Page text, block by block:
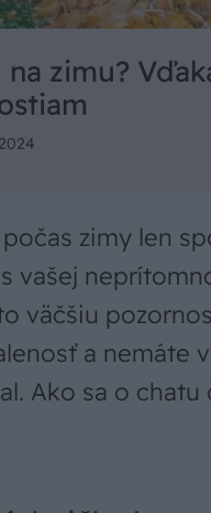
zimu?
zimy len
vašej
väčšiu
a nemáte
Ako sa o